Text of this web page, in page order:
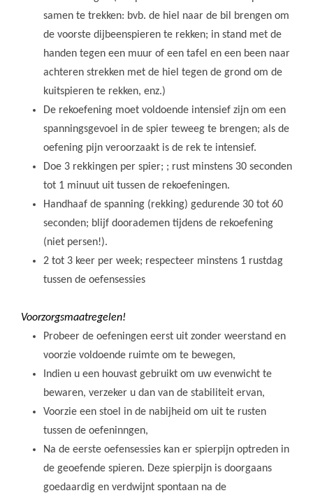
samen te trekken: bvb. de hiel naar de bil brengen om
de voorste dijbeenspieren te rekken; in stand met de
handen tegen een muur of een tafel en een been naar
achteren strekken met de hiel tegen de grond om de
kuitspieren te rekken, enz.)
De rekoefening moet voldoende intensief zijn om een
spanningsgevoel in de spier teweeg te brengen; als de
oefening pijn veroorzaakt is de rek te intensief.
Doe 3 rekkingen per spier; ; rust minstens 30 seconden
tot 1 minuut uit tussen de rekoefeningen.
Handhaaf de spanning (rekking) gedurende 30 tot 60
seconden; blijf doorademen tijdens de rekoefening
(niet persen!).
2 tot 3 keer per week; respecteer minstens 1 rustdag
tussen de oefensessies
Voorzorgsmaatregelen!
Probeer de oefeningen eerst uit zonder weerstand en
voorzie voldoende ruimte om te bewegen,
Indien u een houvast gebruikt om uw evenwicht te
bewaren, verzeker u dan van de stabiliteit ervan,
Voorzie een stoel in de nabijheid om uit te rusten
tussen de oefeninngen,
Na de eerste oefensessies kan er spierpijn optreden in
de geoefende spieren. Deze spierpijn is doorgaans
goedaardig en verdwijnt spontaan na de